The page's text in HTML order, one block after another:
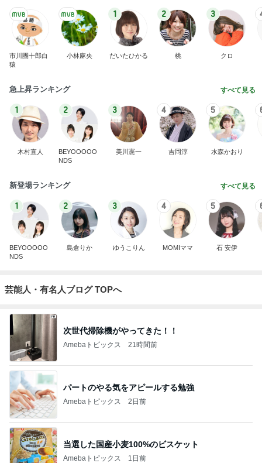
市川團十郎白
猿
小林麻央
1
だいたひかる
2
桃
3
クロ
急上昇ランキング すべて見る
1
木村直人
2
BEYOOOOO
NDS
3
美川憲一
4
吉岡淳
5
水森かおり
新登場ランキング すべて見る
1
BEYOOOOO
NDS
2
島倉りか
3
ゆうこりん
4
MOMIママ
5
石 安伊
芸能人・有名人ブログ TOPへ
次世代掃除機がやってきた！！
Amebaトピックス 21時間前
パートのやる気をアピールする勉強
Amebaトピックス 2日前
当選した国産小麦100%のビスケット
Amebaトピックス 1日前